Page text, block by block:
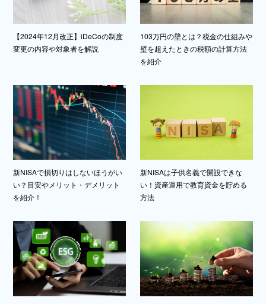
【2024年12月改正】iDeCoの制度
変更の内容や対象者を解説
103万円の壁とは？税金の仕組みや
壁を超えたときの税額の計算方法
を紹介
新NISAで損切りはしないほうがい
い？目安やメリット・デメリット
を紹介！
新NISAは子供名義で開設できな
い！資産運用で教育資金を貯める
方法